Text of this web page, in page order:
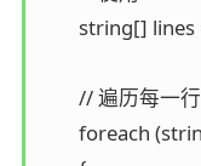
string[]
// 遍历每一
foreach